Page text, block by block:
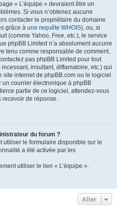
« L’équipe » devraient être un
Si vous n’obtenez aucune
contacter le propriétaire du domaine
grâce à une requête WHOIS), ou, si
(comme Yahoo, Free, etc.), le service
phpBB Limited n’a absolument aucune
tenu comme responsable de comment,
pas phpBB Limited pour tout
insultant, diffamatoire, etc.) qui
internet de phpBB.com ou le logiciel
courrier électronique à phpBB
partie de ce logiciel, attendez-vous
recevoir de réponse.
du forum ?
utiliser le formulaire disponible sur le
a été activée par les
utiliser le lien « L’équipe ».
Aller